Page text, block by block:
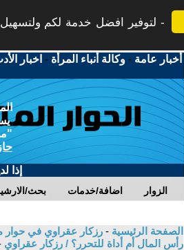
لتوفير افضل خدمة لكم
أخبار عامة -وكالة أنباء المرأة - اخبار
إذا
بحث/ اضافة/خدمات الزوار
الصفحة الرئيسية - رزكار عقراوي في حوار
رأس المال أم أداة للتحرر؟ / رزكار عقراوي